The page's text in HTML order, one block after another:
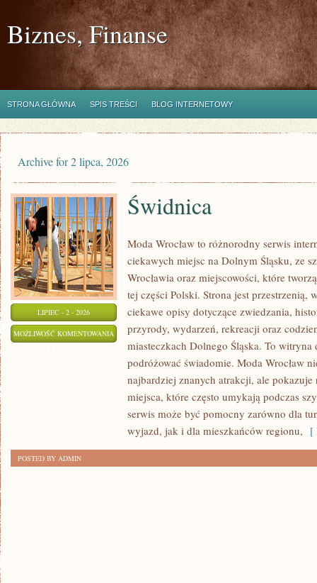
Biznes, Finanse
STRONA GŁÓWNA SPIS TREŚCI BLOG INTERNETOWY
Archive for 2 lipca, 2026
LIPIEC - 2 - 2026
MOŻLIWOŚĆ KOMENTOWANIA ŚWIDNICA
Świdnica
Moda Wrocław to różnorodny serwis
ciekawych miejsc na Dolnym Śląsku, ze
Wrocławia oraz miejscowości, które
tej części Polski. Strona jest przestrzenią,
ciekawe opisy dotyczące zwiedzania,
przyrody, wydarzeń, rekreacji oraz
miasteczkach Dolnego Śląska. To
podróżować świadomie. Moda Wrocław
najbardziej znanych atrakcji, ale
miejsca, które często umykają podczas
serwis może być pomocny zarówno dla
wyjazd, jak i dla mieszkańców regionu, [
POSTED BY ADMIN